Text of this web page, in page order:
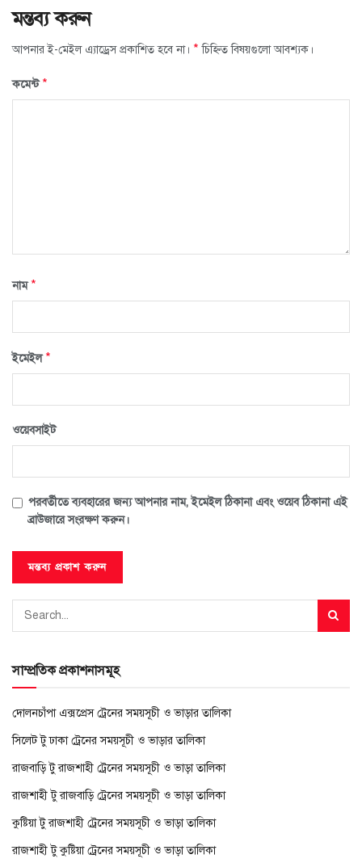
মন্তব্য করুন
আপনার ই-মেইল এ্যাড্রেস প্রকাশিত হবে না। * চিহ্নিত বিষয়গুলো আবশ্যক।
কমেন্ট*
নাম*
ইমেইল*
ওয়েবসাইট
পরবর্তীতে ব্যবহারের জন্য আপনার নাম, ইমেইল ঠিকানা এবং ওয়েব ঠিকানা এই
ব্রাউজারে সংরক্ষণ করুন।
সাম্প্রতিক প্রকাশনাসমূহ
দোলনচাঁপা এক্সপ্রেস ট্রেনের সময়সূচী ও ভাড়ার তালিকা
সিলেট টু ঢাকা ট্রেনের সময়সূচী ও ভাড়ার তালিকা
রাজবাড়ি টু রাজশাহী ট্রেনের সময়সূচী ও ভাড়া তালিকা
রাজশাহী টু রাজবাড়ি ট্রেনের সময়সূচী ও ভাড়া তালিকা
কুষ্টিয়া টু রাজশাহী ট্রেনের সময়সূচী ও ভাড়া তালিকা
রাজশাহী টু কুষ্টিয়া ট্রেনের সময়সূচী ও ভাড়া তালিকা